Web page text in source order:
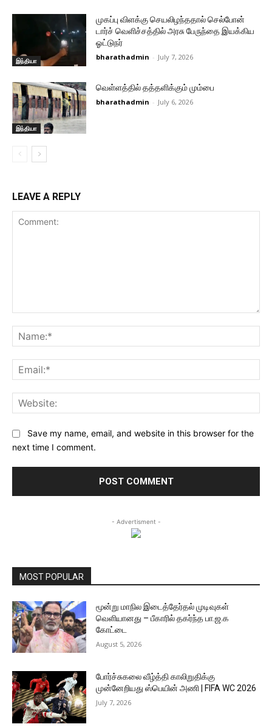
இந்தியா
முகப்பு விளக்கு செயலிழந்ததால் செல்போன்
டார்ச் வெளிச்சத்தில் அரசு பேருந்தை இயக்கிய
ஓட்டுநர்
bharathadmin - July 7, 2026
இந்தியா
வெள்ளத்தில் தத்தளிக்கும் மும்பை
bharathadmin - July 6, 2026
LEAVE A REPLY
Save my name, email, and website in this browser for the
next time I comment.
- Advertisment -
MOST POPULAR
மூன்று மாநில இடைத்தேர்தல் முடிவுகள்
வெளியானது – பீகாரில் தகர்ந்த பா.ஜ.க
கோட்டை
August 5, 2026
போர்ச்சுகலை வீழ்த்தி காலிறுதிக்கு
முன்னேறியது ஸ்பெயின் அணி | FIFA WC 2026
July 7, 2026